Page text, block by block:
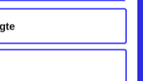
Feedback